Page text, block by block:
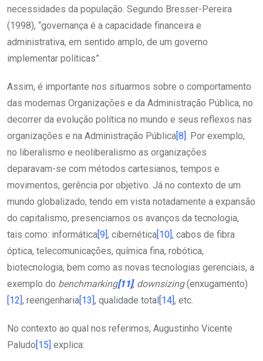
necessidades da população. Segundo Bresser-Pereira
(1998), “governança é a capacidade financeira e
administrativa, em sentido amplo, de um governo
implementar políticas”.
Assim, é importante nos situarmos sobre o comportamento
das modernas Organizações e da Administração Pública, no
decorrer da evolução política no mundo e seus reflexos nas
organizações e na Administração Pública[8]. Por exemplo,
no liberalismo e neoliberalismo as organizações
deparavam-se com métodos cartesianos, tempos e
movimentos, gerência por objetivo. Já no contexto de um
mundo globalizado, tendo em vista notadamente a expansão
do capitalismo, presenciamos os avanços da tecnologia,
tais como: informática[9], cibernética[10], cabos de fibra
óptica, telecomunicações, química fina, robótica,
biotecnologia, bem como as novas tecnologias gerenciais, a
exemplo do benchmarking[11], downsizing(enxugamento)
[12], reengenharia[13], qualidade total[14], etc.
No contexto ao qual nos referimos, Augustinho Vicente
Paludo[15] explica: